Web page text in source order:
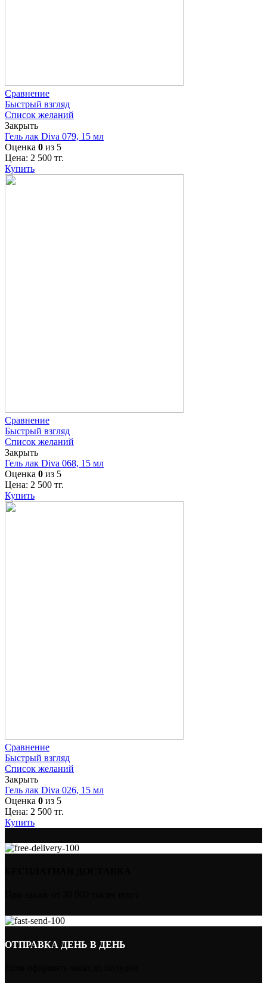
Сравнение
Быстрый взгляд
Список желаний
Закрыть
Гель лак Diva 079, 15 мл
Оценка 0 из 5
Цена: 2 500 тг.
Купить
Сравнение
Быстрый взгляд
Список желаний
Закрыть
Гель лак Diva 068, 15 мл
Оценка 0 из 5
Цена: 2 500 тг.
Купить
Сравнение
Быстрый взгляд
Список желаний
Закрыть
Гель лак Diva 026, 15 мл
Оценка 0 из 5
Цена: 2 500 тг.
Купить
ОТПРАВКА ДЕНЬ В ДЕНЬ